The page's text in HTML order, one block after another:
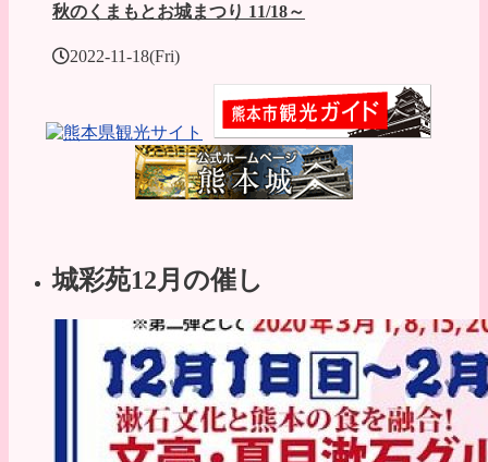
秋のくまもとお城まつり 11/18～
2022-11-18(Fri)
城彩苑12月の催し